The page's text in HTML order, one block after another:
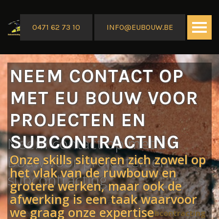
0471 62 73 10 INFO@EUBOUW.BE
NEEM CONTACT OP
MET EU BOUW VOOR
PROJECTEN EN
SUBCONTRACTING
Onze skills situeren zich zowel op
het vlak van de ruwbouw en
grotere werken, maar ook de
afwerking is een taak waarvoor
we graag onze expertise
CONTACT
Neem contact op met EU
Bouw voor projecten en
subcontracting
EU Bouw werkt in opdracht van particulieren en
aannemers. We zijn daarbij heel sterk insubcontracting